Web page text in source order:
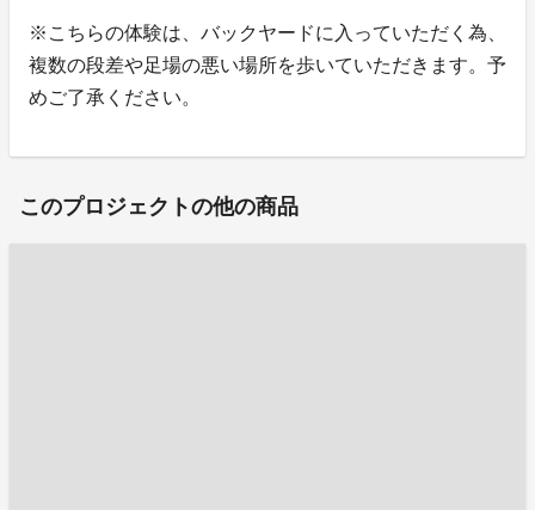
※こちらの体験は、バックヤードに入っていただく為、
複数の段差や足場の悪い場所を歩いていただきます。予
めご了承ください。
このプロジェクトの他の商品